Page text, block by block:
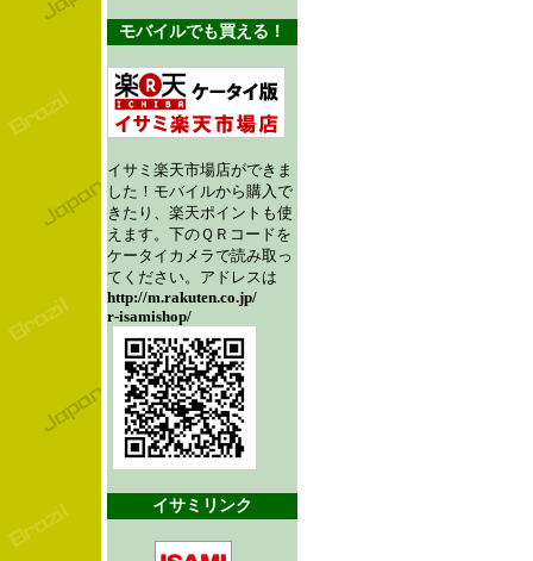
モバイルでも買える！
イサミ楽天市場店ができま
した！モバイルから購入で
きたり、楽天ポイントも使
えます。下のＱＲコードを
ケータイカメラで読み取っ
てください。アドレスは
http://m.rakuten.co.jp/
r-isamishop/
イサミリンク